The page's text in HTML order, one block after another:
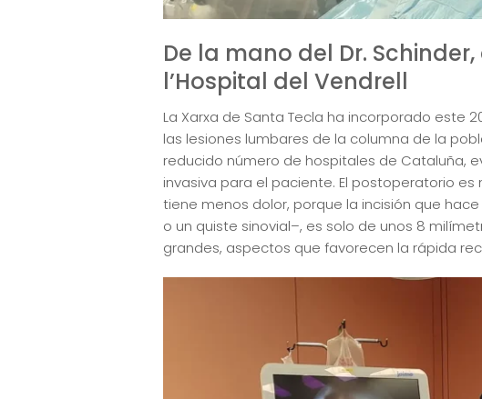
De la mano del Dr.
l’Hospital del Vendrell
La Xarxa de Santa Tecla ha incorporado este
las lesiones lumbares de la columna de la
reducido número de hospitales de Cataluña,
invasiva para el paciente. El postoperatorio
tiene menos dolor, porque la incisión que
o un quiste sinovial–, es solo de unos 8
grandes, aspectos que favorecen la rápida